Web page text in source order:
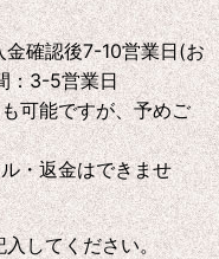
確認後7-10営業日(お
：3-5営業日
可能ですが、予めご
・返金はできませ
してください。